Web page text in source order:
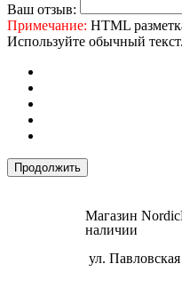
Ваш отзыв:
Примечание: HTML
Используйте обычный текст.
Продолжить
Магазин
наличии
ул.